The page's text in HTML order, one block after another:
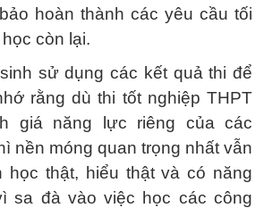
hoàn thành các yêu cầu tối
còn lại.
sử dụng các kết quả thi để
rằng dù thi tốt nghiệp THPT
giá năng lực riêng của các
nền móng quan trọng nhất vẫn
học thật, hiểu thật và có năng
sa đà vào việc học các công